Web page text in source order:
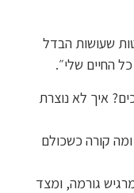
שעושות הבדל
החיים שלי״.
איך לא נוצרת
קורה כשכולם
גורמה, ומצד